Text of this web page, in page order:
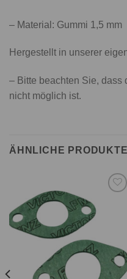
– Material: Gummi 1,5 mm
Hergestellt in unserer
– Bitte beachten Sie, dass
nicht möglich ist.
ÄHNLICHE PRODUKTE
Wunschliste